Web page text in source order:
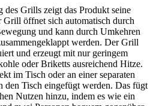
Grills zeigt das Produkt seine
öffnet sich automatisch durch
und kann durch Umkehren
werden. Der Grill
und erzeugt mit nur geringem
oder Briketts ausreichend Hitze.
im Tisch oder an einer separaten
den Tisch eingefügt werden. Das fügt
Nutzen hinzu, indem es wie ein